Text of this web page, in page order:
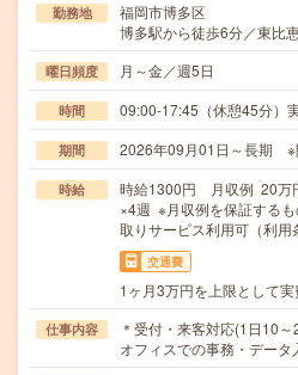
勤務地
福岡市博多区
博多駅から徒歩6分／東比
曜日頻度 月～金／週5日
時間 09:00-17:45（休憩45分）
期間 2026年09月01日～長期
時給
時給1300円 月収例 20万
×4週 ※月収例を保証する
取りサービス利用可（利用
交通費
1ヶ月3万円を上限として
仕事内容
＊受付・来客対応(1日10
オフィスでの事務・デー